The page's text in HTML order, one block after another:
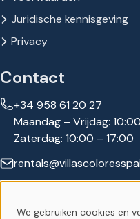
Juridische kennisgeving
Privacy
Contact
+34 958 61 20 27
Maandag – Vrijdag:
Zaterdag: 10:00 – 17:00
Volg ons:
We gebruiken cookies en